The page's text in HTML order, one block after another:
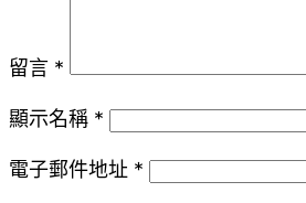
留言 *
顯示名稱 *
電子郵件地址 *